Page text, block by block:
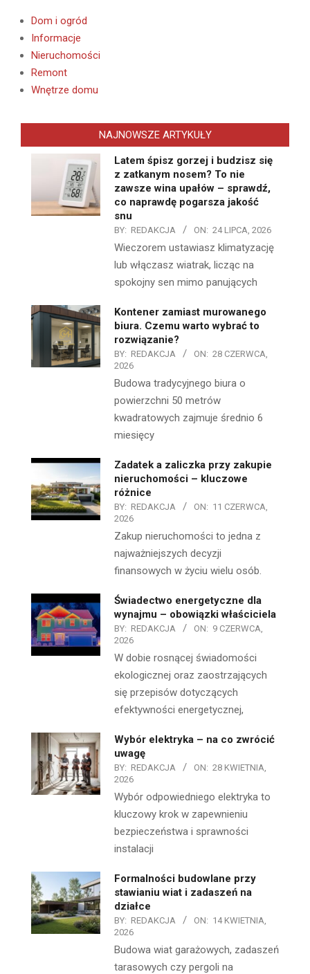
Dom i ogród
Informacje
Nieruchomości
Remont
Wnętrze domu
NAJNOWSZE ARTYKUŁY
Latem śpisz gorzej i budzisz się
z zatkanym nosem? To nie
zawsze wina upałów – sprawdź,
co naprawdę pogarsza jakość
snu
BY: REDAKCJA ON: 24 LIPCA, 2026
Wieczorem ustawiasz klimatyzację
lub włączasz wiatrak, licząc na
spokojny sen mimo panujących
Kontener zamiast murowanego
biura. Czemu warto wybrać to
rozwiązanie?
BY: REDAKCJA ON: 28 CZERWCA,
2026
Budowa tradycyjnego biura o
powierzchni 50 metrów
kwadratowych zajmuje średnio 6
miesięcy
Zadatek a zaliczka przy zakupie
nieruchomości – kluczowe
różnice
BY: REDAKCJA ON: 11 CZERWCA,
2026
Zakup nieruchomości to jedna z
najważniejszych decyzji
finansowych w życiu wielu osób.
Świadectwo energetyczne dla
wynajmu – obowiązki właściciela
BY: REDAKCJA ON: 9 CZERWCA,
2026
W dobie rosnącej świadomości
ekologicznej oraz zaostrzających
się przepisów dotyczących
efektywności energetycznej,
Wybór elektryka – na co zwrócić
uwagę
BY: REDAKCJA ON: 28 KWIETNIA,
2026
Wybór odpowiedniego elektryka to
kluczowy krok w zapewnieniu
bezpieczeństwa i sprawności
instalacji
Formalności budowlane przy
stawianiu wiat i zadaszeń na
działce
BY: REDAKCJA ON: 14 KWIETNIA,
2026
Budowa wiat garażowych, zadaszeń
tarasowych czy pergoli na